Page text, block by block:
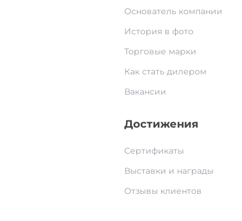
Основатель компании
История в фото
Торговые марки
Как стать дилером
Вакансии
Достижения
Сертификаты
Выставки и награды
Отзывы клиентов